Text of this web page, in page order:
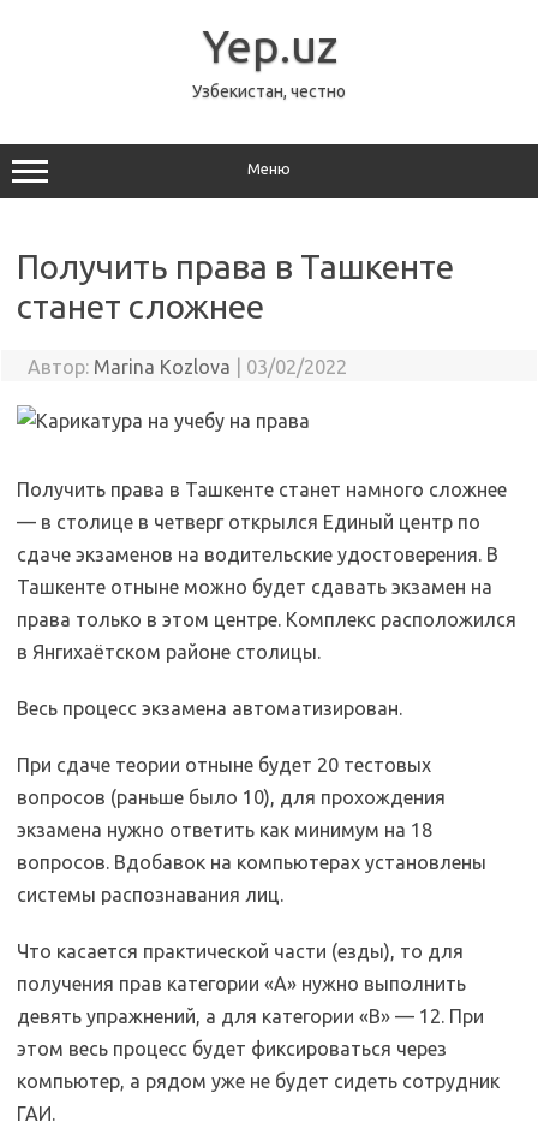
Yep.uz
Узбекистан, честно
Меню
Получить права в Ташкенте
станет сложнее
Автор: Marina Kozlova 03/02/2022
Получить права в Ташкенте станет намного сложнее
— в столице в четверг открылся Единый центр по
сдаче экзаменов на водительские удостоверения. В
Ташкенте отныне можно будет сдавать экзамен на
права только в этом центре. Комплекс расположился
в Янгихаётском районе столицы.
Весь процесс экзамена автоматизирован.
При сдаче теории отныне будет 20 тестовых
вопросов (раньше было 10), для прохождения
экзамена нужно ответить как минимум на 18
вопросов. Вдобавок на компьютерах установлены
системы распознавания лиц.
Что касается практической части (езды), то для
получения прав категории «А» нужно выполнить
девять упражнений, а для категории «В» — 12. При
этом весь процесс будет фиксироваться через
компьютер, а рядом уже не будет сидеть сотрудник
ГАИ.